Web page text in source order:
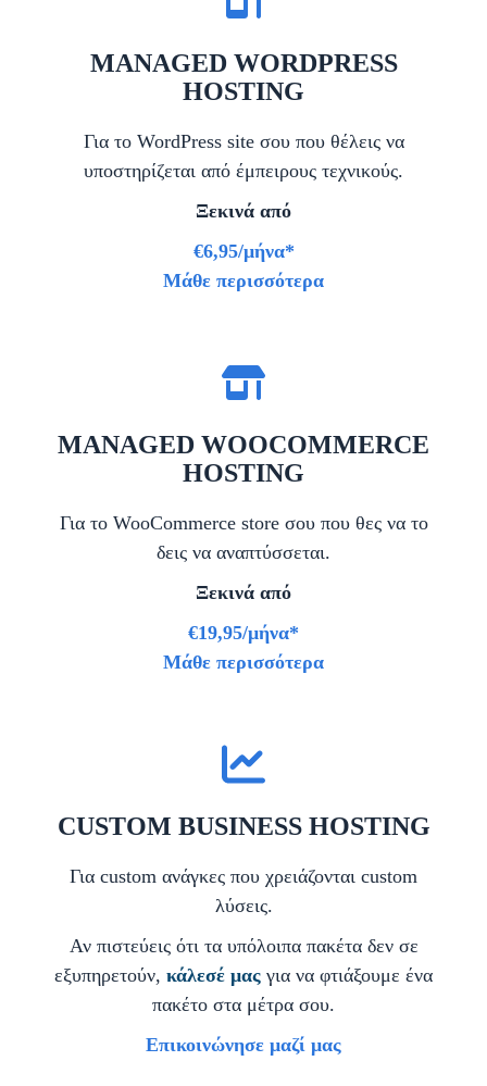
MANAGED WORDPRESS
HOSTING
Για το WordPress site σου που θέλεις να
υποστηρίζεται από έμπειρους τεχνικούς.
Ξεκινά από
€6,95/μήνα*
Μάθε περισσότερα
MANAGED WOOCOMMERCE
HOSTING
Για το WooCommerce store σου που θες να το
δεις να αναπτύσσεται.
Ξεκινά από
€19,95/μήνα*
Μάθε περισσότερα
CUSTOM BUSINESS HOSTING
Για custom ανάγκες που χρειάζονται custom
λύσεις.
Αν πιστεύεις ότι τα υπόλοιπα πακέτα δεν σε
εξυπηρετούν, κάλεσέ μας για να φτιάξουμε ένα
πακέτο στα μέτρα σου.
Επικοινώνησε μαζί μας